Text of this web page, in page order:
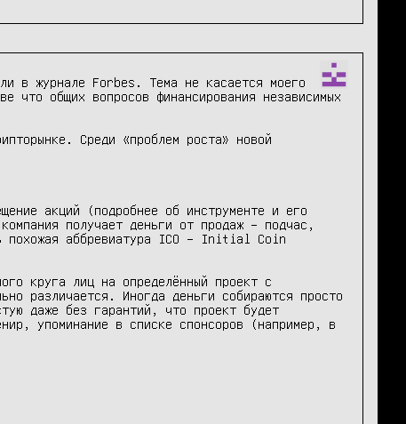
в журнале Forbes. Тема не касается моего
что общих вопросов финансирования независимых
Среди «проблем роста» новой
акций (подробнее об инструменте и его
получает деньги от продаж – подчас,
похожая аббревиатура ICO – Initial Coin
круга лиц на определённый проект с
различается. Иногда деньги собираются просто
даже без гарантий, что проект будет
упоминание в списке спонсоров (например, в